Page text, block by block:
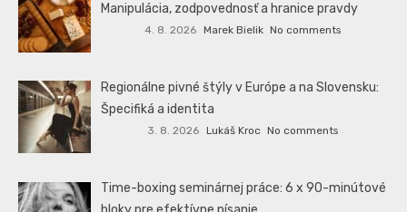
Manipulácia, zodpovednosť a hranice pravdy
4. 8. 2026 Marek Bielik No comments
Regionálne pivné štýly v Európe a na Slovensku:
Špecifiká a identita
3. 8. 2026 Lukáš Kroc No comments
Time-boxing seminárnej práce: 6 x 90-minútové